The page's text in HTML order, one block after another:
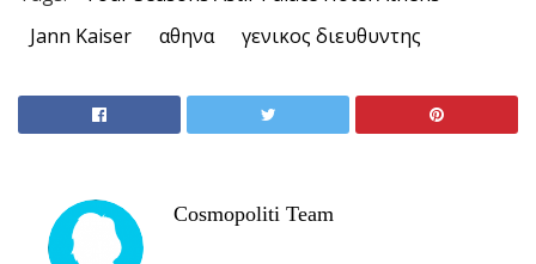
Jann Kaiser
αθηνα γενικος διευθυντης
Cosmopoliti Team